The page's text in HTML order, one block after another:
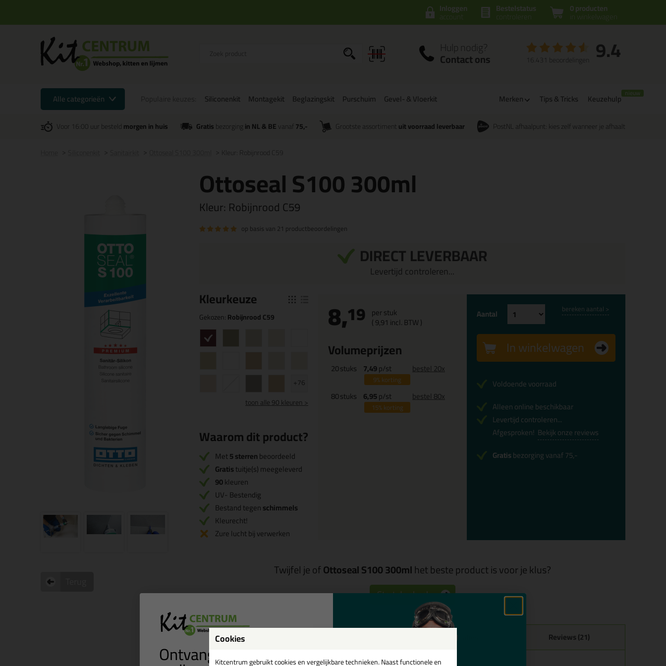
0 producten
in winkelwagen
Bestelstatus
controleren
Inloggen
account
Hulp nodig?
Contact ons 9.4
16.431 beoordelingen
Alle categorieën Siliconenkit Montagekit Beglazingskit Purschuim Gevel- & Vloerkit Merken Tips & Tricks Keuzehulp
Voor 16:00 uur besteldmorgen in huis Gratisbezorgingin NL & BEvanaf 75,- Grootste assortiment uit voorraad leverbaar PostNL afhaalpunt: kies zelf wanneer je afhaalt
Kleur: Robijnrood C59
Ottoseal S100 300ml
Kleur: Robijnrood C59
op basis van 21 productbeoordelingen
DIRECT LEVERBAAR
Levertijd controleren...
Kleurkeuze
Gekozen:Robijnrood C59
+76
toonalle 90 kleuren >
Waarom dit product?
Met5 sterrenbeoordeeld
Gratistuitje(s) meegeleverd
90kleuren
UV- Bestendig
Bestand tegenschimmels
Kleurecht!
Zure lucht bij verwerken
8,19 per stuk
(9,91 incl. BTW )
Volumeprijzen
20stuks 7,49p/st
9%korting
bestel 20x
80stuks 6,95p/st
15%korting
bestel 80x
Aantal bereken aantal >
In winkelwagen
Voldoende voorraad
Alleen online beschikbaar
Levertijd controleren...
Afgesproken! Bekijk onze reviews
Gratisbezorging vanaf 75,-
Twijfel je ofOttoseal S100 300mlhet beste product is voor je klus?
Start de check
Omschrijving Specificaties Reviews (21)
Cookies
Kitcentrum gebruikt cookies en vergelijkbare technieken. Naast functionele en
Ontvang een